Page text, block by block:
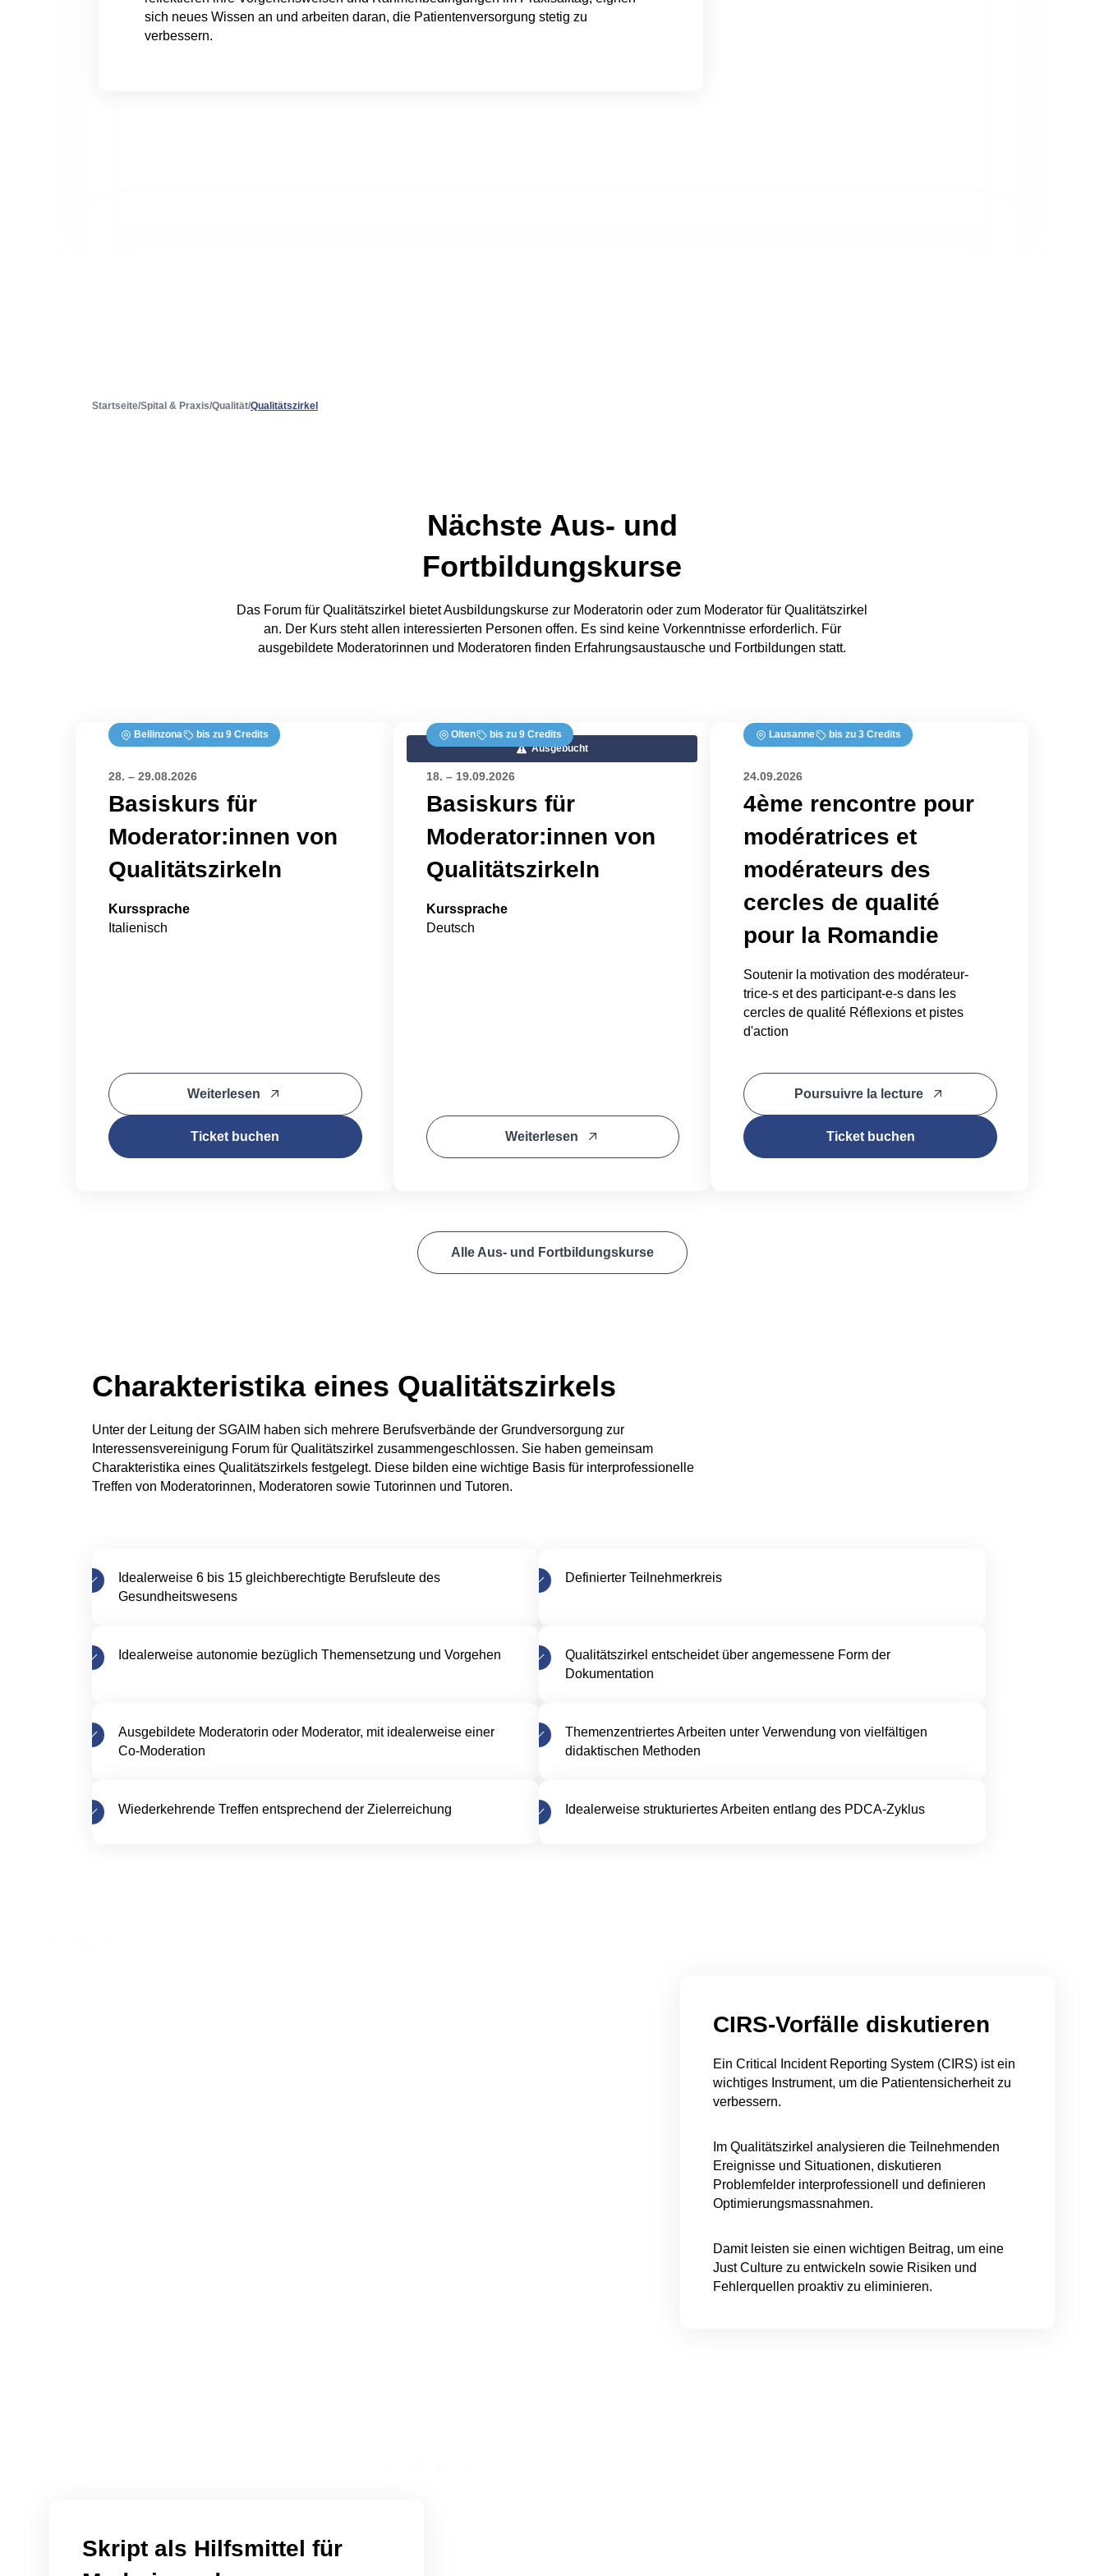
sich neues Wissen an und arbeiten daran, die Patientenversorgung stetig zu
verbessern.
Startseite/Spital & Praxis/Qualität/Qualitätszirkel
Nächste Aus- und
Fortbildungskurse
Das Forum für Qualitätszirkel bietet Ausbildungskurse zur Moderatorin oder zum Moderator für Qualitätszirkel
an. Der Kurs steht allen interessierten Personen offen. Es sind keine Vorkenntnisse erforderlich. Für
ausgebildete Moderatorinnen und Moderatoren finden Erfahrungsaustausche und Fortbildungen statt.
Bellinzona bis zu 9 Credits
28. – 29.08.2026
Basiskurs für
Moderator:innen von
Qualitätszirkeln
Kurssprache
Italienisch
Weiterlesen
Ticket buchen
Ausgebucht
Olten bis zu 9 Credits
18. – 19.09.2026
Basiskurs für
Moderator:innen von
Qualitätszirkeln
Kurssprache
Deutsch
Weiterlesen
Lausanne bis zu 3 Credits
24.09.2026
4ème rencontre pour
modératrices et
modérateurs des
cercles de qualité
pour la Romandie
Soutenir la motivation des modérateur-
trice-s et des participant-e-s dans les
cercles de qualité Réflexions et pistes
d'action
Poursuivre la lecture
Ticket buchen
Alle Aus- und Fortbildungskurse
Charakteristika eines Qualitätszirkels
Unter der Leitung der SGAIM haben sich mehrere Berufsverbände der Grundversorgung zur
Interessensvereinigung Forum für Qualitätszirkel zusammengeschlossen. Sie haben gemeinsam
Charakteristika eines Qualitätszirkels festgelegt. Diese bilden eine wichtige Basis für interprofessionelle
Treffen von Moderatorinnen, Moderatoren sowie Tutorinnen und Tutoren.
Idealerweise 6 bis 15 gleichberechtigte Berufsleute des
Gesundheitswesens
Definierter Teilnehmerkreis
Idealerweise autonomie bezüglich Themensetzung und Vorgehen
Qualitätszirkel entscheidet über angemessene Form der
Dokumentation
Ausgebildete Moderatorin oder Moderator, mit idealerweise einer
Co-Moderation
Themenzentriertes Arbeiten unter Verwendung von vielfältigen
didaktischen Methoden
Wiederkehrende Treffen entsprechend der Zielerreichung Idealerweise strukturiertes Arbeiten entlang des PDCA-Zyklus
CIRS-Vorfälle diskutieren
Ein Critical Incident Reporting System (CIRS) ist ein
wichtiges Instrument, um die Patientensicherheit zu
verbessern.
Im Qualitätszirkel analysieren die Teilnehmenden
Ereignisse und Situationen, diskutieren
Problemfelder interprofessionell und definieren
Optimierungsmassnahmen.
Damit leisten sie einen wichtigen Beitrag, um eine
Just Culture zu entwickeln sowie Risiken und
Fehlerquellen proaktiv zu eliminieren.
Skript als Hilfsmittel für
Sprache auswählen